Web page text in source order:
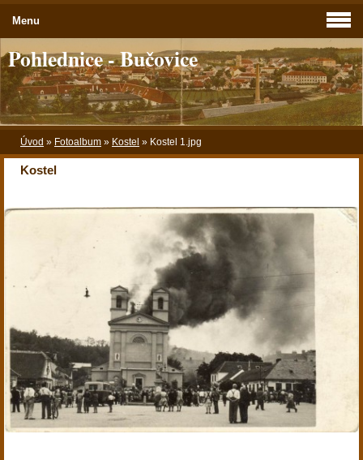
Pohlednice - Bučovice
Úvod » Fotoalbum » Kostel » Kostel 1.jpg
Kostel
Menu